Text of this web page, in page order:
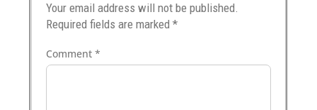
Your email address will not be published.
Required fields are marked*
Comment*